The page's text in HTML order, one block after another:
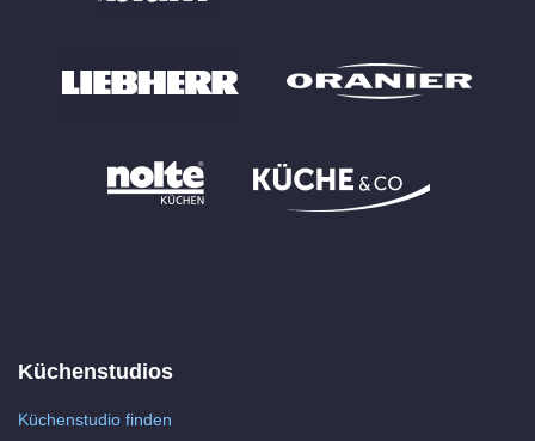
Küchenstudios
Küchenstudio finden